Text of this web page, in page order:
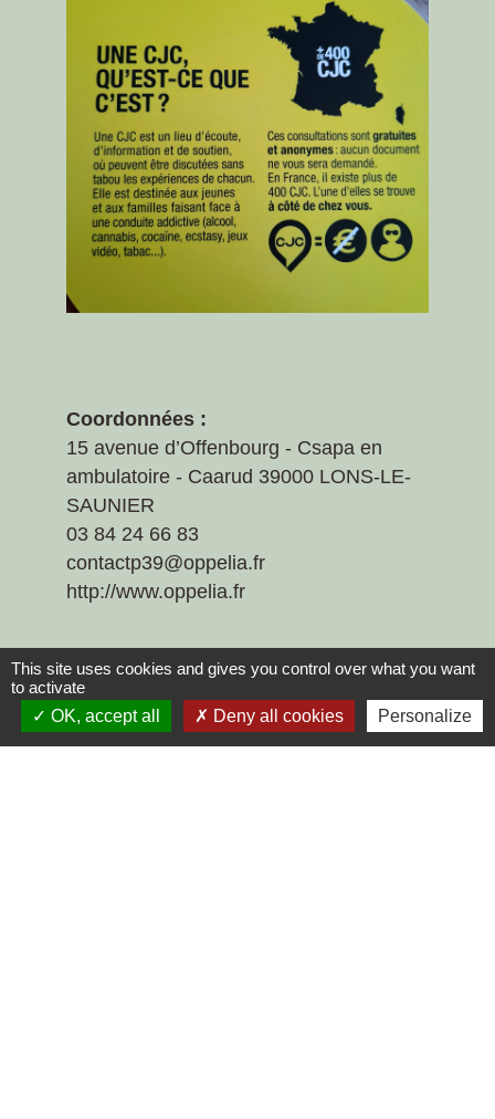
Coordonnées :
15 avenue d’Offenbourg - Csapa en
ambulatoire - Caarud 39000 LONS-LE-
SAUNIER
03 84 24 66 83
contactp39@oppelia.fr
http://www.oppelia.fr
This site uses cookies and gives you control over what you want
to activate
OK, accept all
Deny all cookies Personalize